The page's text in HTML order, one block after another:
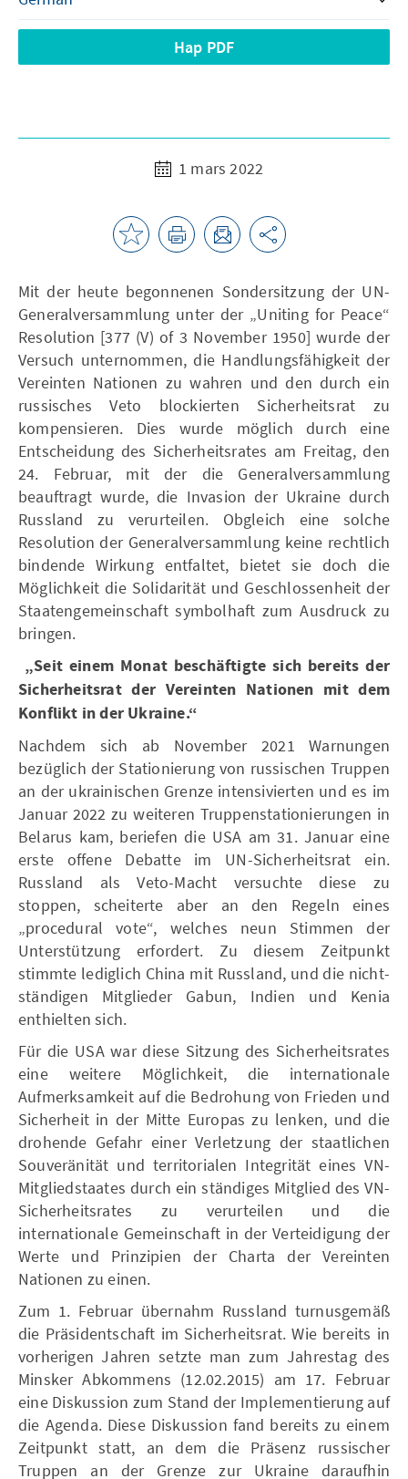
Hap PDF
1 mars 2022
Mit der heute begonnenen Sondersitzung der UN-
Generalversammlung unter der „Uniting for Peace“
Resolution [377 (V) of 3 November 1950] wurde der
Versuch unternommen, die Handlungsfähigkeit der
Vereinten Nationen zu wahren und den durch ein
russisches Veto blockierten Sicherheitsrat zu
kompensieren. Dies wurde möglich durch eine
Entscheidung des Sicherheitsrates am Freitag, den
24. Februar, mit der die Generalversammlung
beauftragt wurde, die Invasion der Ukraine durch
Russland zu verurteilen. Obgleich eine solche
Resolution der Generalversammlung keine rechtlich
bindende Wirkung entfaltet, bietet sie doch die
Möglichkeit die Solidarität und Geschlossenheit der
Staatengemeinschaft symbolhaft zum Ausdruck zu
bringen.
„Seit einem Monat beschäftigte sich bereits der
Sicherheitsrat der Vereinten Nationen mit dem
Konflikt in der Ukraine.“
Nachdem sich ab November 2021 Warnungen
bezüglich der Stationierung von russischen Truppen
an der ukrainischen Grenze intensivierten und es im
Januar 2022 zu weiteren Truppenstationierungen in
Belarus kam, beriefen die USA am 31. Januar eine
erste offene Debatte im UN-Sicherheitsrat ein.
Russland als Veto-Macht versuchte diese zu
stoppen, scheiterte aber an den Regeln eines
„procedural vote“, welches neun Stimmen der
Unterstützung erfordert. Zu diesem Zeitpunkt
stimmte lediglich China mit Russland, und die nicht-
ständigen Mitglieder Gabun, Indien und Kenia
enthielten sich.
Für die USA war diese Sitzung des Sicherheitsrates
eine weitere Möglichkeit, die internationale
Aufmerksamkeit auf die Bedrohung von Frieden und
Sicherheit in der Mitte Europas zu lenken, und die
drohende Gefahr einer Verletzung der staatlichen
Souveränität und territorialen Integrität eines VN-
Mitgliedstaates durch ein ständiges Mitglied des VN-
Sicherheitsrates zu verurteilen und die
internationale Gemeinschaft in der Verteidigung der
Werte und Prinzipien der Charta der Vereinten
Nationen zu einen.
Zum 1. Februar übernahm Russland turnusgemäß
die Präsidentschaft im Sicherheitsrat. Wie bereits in
vorherigen Jahren setzte man zum Jahrestag des
Minsker Abkommens (12.02.2015) am 17. Februar
eine Diskussion zum Stand der Implementierung auf
die Agenda. Diese Diskussion fand bereits zu einem
Zeitpunkt statt, an dem die Präsenz russischer
Truppen an der Grenze zur Ukraine daraufhin